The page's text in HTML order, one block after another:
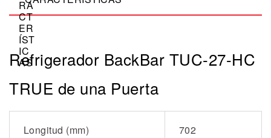
Refrigerador BackBar TUC-27-HC
TRUE de una Puerta
Longitud (mm) 702